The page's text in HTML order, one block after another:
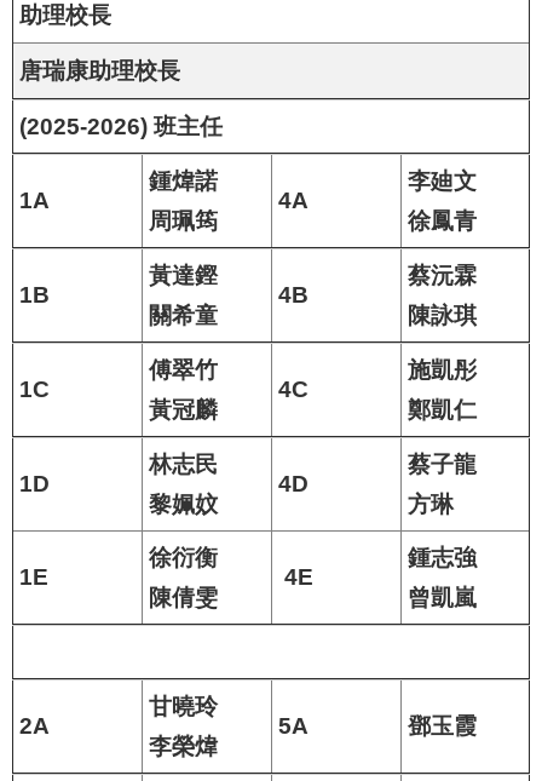
助理校長
唐瑞康助理校長
(2025-2026) 班主任
1A
鍾煒諾
周珮筠
4A
李廸文
徐鳳青
1B
黃達鏗
關希童
4B
蔡沅霖
陳詠琪
1C
傅翠竹
黃冠麟
4C
施凱彤
鄭凱仁
1D
林志民
黎姵妏
4D
蔡子龍
方琳
1E
徐衍衡
陳倩雯
4E
鍾志強
曾凱嵐
2A
甘曉玲
李榮煒
5A 鄧玉霞